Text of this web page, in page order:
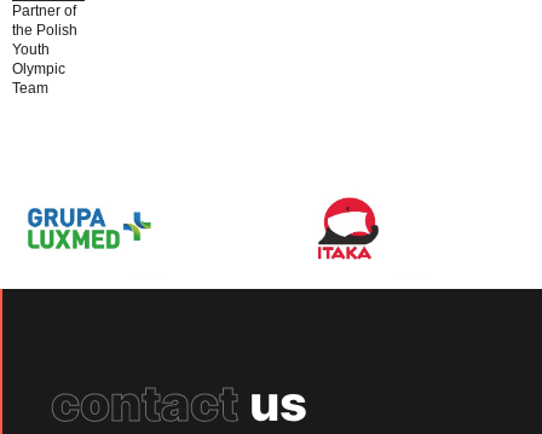
Partner of
the Polish
Youth
Olympic
Team
contact us